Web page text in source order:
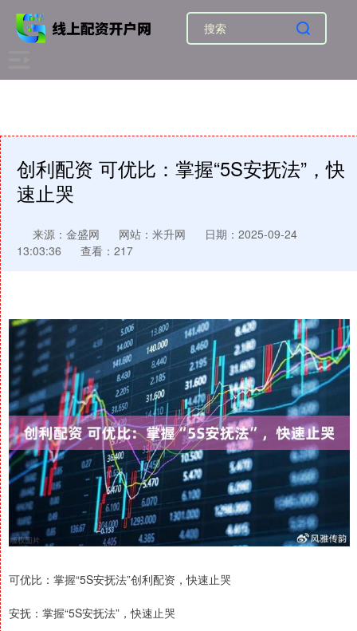
创利配资 可优比：掌握“5S安抚法”，快
速止哭
来源：金盛网 网站：米升网
日期：2025-09-24
13:03:36
查看：217
可优比：掌握“5S安抚法”创利配资，快速止哭
安抚：掌握“5S安抚法”，快速止哭